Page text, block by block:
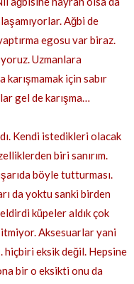
Ağbi de
egosu var biraz.
Uzmanlara
karışmamak için sabır
gel de karışma…
Kendi istedikleri olacak
biri sanırım.
böyle tutturması.
da yoktu sanki birden
küpeler aldık çok
Aksesuarlar yani
hiçbiri eksik değil. Hepsine
bir o eksikti onu da